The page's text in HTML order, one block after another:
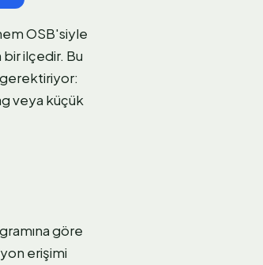
OSB'siyle
bir ilçedir. Bu
gerektiriyor:
veya küçük
göre
erişimi